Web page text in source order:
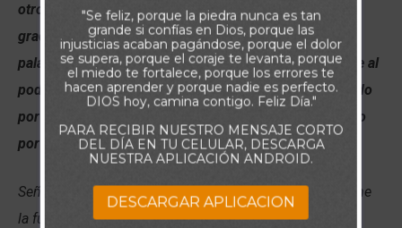
otros, como buenos administradores de la multiforme
gracia de Dios. Si alguno habla, hable conforme a las
palabras de Dios; si alguno ministra, ministre conforme al
poder que Dios da, para que en todo sea Dios glorificado
por Jesucristo, a quien pertenecen la gloria y el imperio
por los siglos de los siglos. Amén. (1 Pedro 4:10-11)
Señor, tu que eres fuente de todos nuestros dones, dame
la fuerza y el coraje para usar aquellos que me has
"Se feliz, porque la piedra nunca es tan
grande si confías en Dios, porque las
injusticias acaban pagándose, porque el dolor
se supera, porque el coraje te levanta, porque
el miedo te fortalece, porque los errores te
hacen aprender y porque nadie es perfecto.
DIOS hoy, camina contigo. Feliz Día."
PARA RECIBIR NUESTRO MENSAJE CORTO
DEL DÍA EN TU CELULAR, DESCARGA
NUESTRA APLICACIÓN ANDROID.
DESCARGAR APLICACION